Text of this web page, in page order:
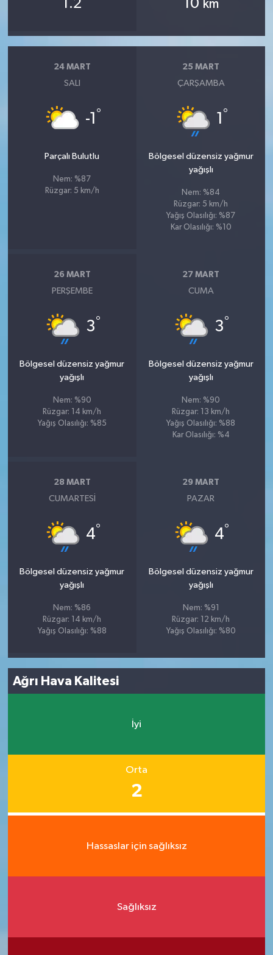
1.2 10 km
24 MART
SALI
-1 °
Parçalı Bulutlu
Nem: %87
Rüzgar: 5 km/h
25 MART
ÇARŞAMBA
1 °
Bölgesel düzensiz yağmur
yağışlı
Nem: %84
Rüzgar: 5 km/h
Yağış Olasılığı: %87
Kar Olasılığı: %10
26 MART
PERŞEMBE
3°
Bölgesel düzensiz yağmur
yağışlı
Nem: %90
Rüzgar: 14 km/h
Yağış Olasılığı: %85
27 MART
CUMA
3°
Bölgesel düzensiz yağmur
yağışlı
Nem: %90
Rüzgar: 13 km/h
Yağış Olasılığı: %88
Kar Olasılığı: %4
28 MART
CUMARTESI
4°
Bölgesel düzensiz yağmur
yağışlı
Nem: %86
Rüzgar: 14 km/h
Yağış Olasılığı: %88
29 MART
PAZAR
4°
Bölgesel düzensiz yağmur
yağışlı
Nem: %91
Rüzgar: 12 km/h
Yağış Olasılığı: %80
Ağrı Hava Kalitesi
İyi
Orta
2
Hassaslar için sağlıksız
Sağlıksız